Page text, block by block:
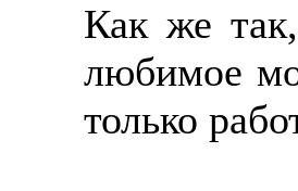
Как же
любимое
только